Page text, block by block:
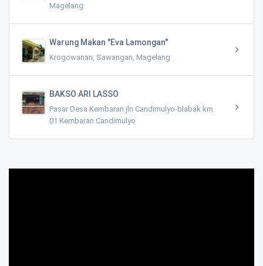
Magelang
Warung Makan "Eva Lamongan"
Krogowanan, Sawangan, Magelang
BAKSO ARI LASSO
Pasar Desa Kembaran jln Candimulyo-blabak km
01 Kembaran Candimulyo